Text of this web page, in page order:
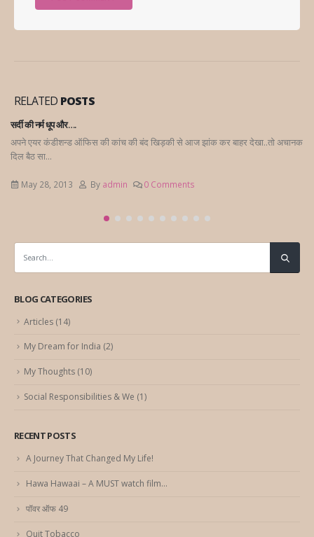
RELATED POSTS
की नर्म धूप और….
एयर कंडीशन्ड ऑफिस की कांच की बंद खिड़की से आज झांक कर बाहर देखा..तो अचानक
बैठ सा...
May 28, 2013 By admin 0 Comments
BLOG CATEGORIES
Articles (14)
My Dream for India (2)
My Thoughts (10)
Social Responsibilities & We (1)
RECENT POSTS
A Journey That Changed My Life!
Hawa Hawaai – A MUST watch film…
पॉवर ऑफ 49
Quit Tobacco